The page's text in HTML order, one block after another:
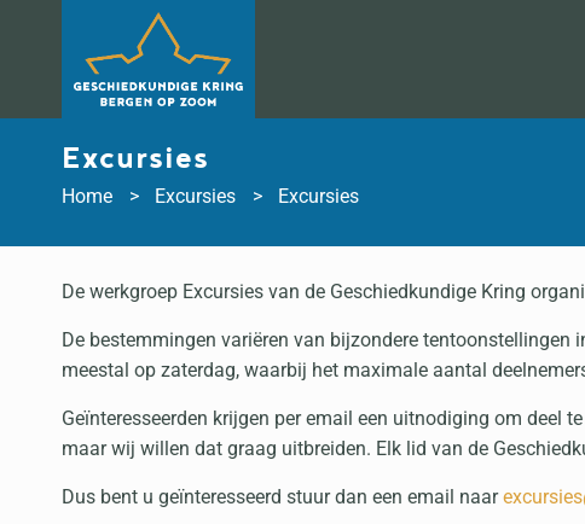
Excursies
Home Excursies Excursies
De werkgroep Excursies van de Geschiedkundige Kring
De bestemmingen variëren van bijzondere
meestal op zaterdag, waarbij het maximale aantal
Geïnteresseerden krijgen per email een uitnodiging om deel
maar wij willen dat graag uitbreiden. Elk lid van de
Dus bent u geïnteresseerd stuur dan een email naar